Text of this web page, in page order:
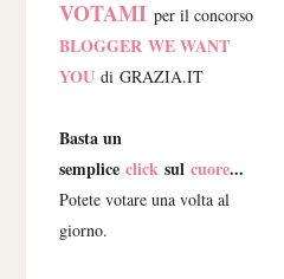
VOTAMI per il concorso
BLOGGER WE WANT
YOU di GRAZIA.IT
Basta un
sempliceclick sulcuore...
Potete votare una volta al
giorno.